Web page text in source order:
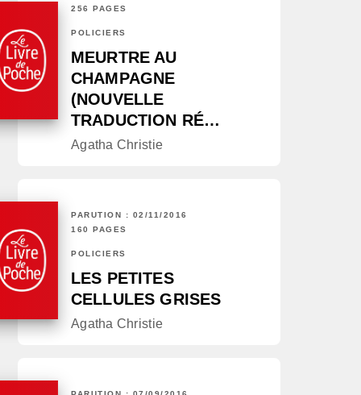
256 PAGES
POLICIERS
MEURTRE AU
CHAMPAGNE
(NOUVELLE
TRADUCTION RÉ…
Agatha Christie
PARUTION : 02/11/2016
160 PAGES
POLICIERS
LES PETITES
CELLULES GRISES
Agatha Christie